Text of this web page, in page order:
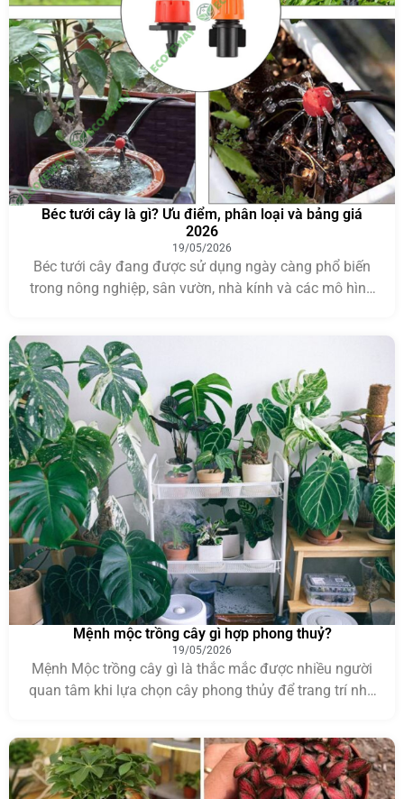
Béc tưới cây là gì? Ưu điểm, phân loại và bảng giá
2026
19/05/2026
Béc tưới cây đang được sử dụng ngày càng phổ biến
trong nông nghiệp, sân vườn, nhà kính và các mô hình
không chỉ giúp cây phát triển tốt mà còn nâng […]
Mệnh mộc trồng cây gì hợp phong thuỷ?
19/05/2026
Mệnh Mộc trồng cây gì là thắc mắc được nhiều người
quan tâm khi lựa chọn cây phong thủy để trang trí nhà
mệnh không chỉ giúp không gian thêm xanh mát mà
còn […]